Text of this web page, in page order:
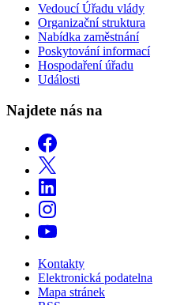
Vedoucí Úřadu vlády
Organizační struktura
Nabídka zaměstnání
Poskytování informací
Hospodaření úřadu
Události
Najdete nás na
Kontakty
Elektronická podatelna
Mapa stránek